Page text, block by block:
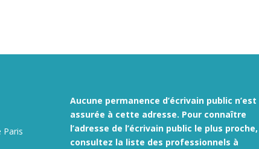
Paris
Aucune permanence d’écrivain public n’est
assurée à cette adresse. Pour connaître
l’adresse de l’écrivain public le plus proche,
consultez la liste des professionnels à